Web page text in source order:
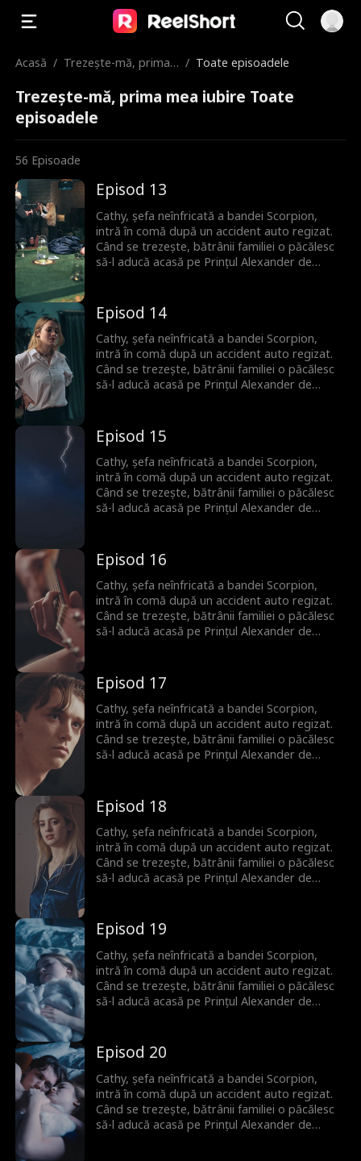
Acasă / Trezește-mă, prima
/ Toate episoadele
Trezește-mă, prima mea iubire Toate
episoadele
56 Episoade
Episod 13
Cathy, șefa neînfricată a bandei Scorpion,
intră în comă după un accident auto regizat.
Când se trezește, bătrânii familiei o păcălesc
să-l aducă acasă pe Prințul Alexander de
plac, între ei încep să apară scântei. Niciunul
nu își dă seama că Alexander este de fapt
iubitul din copilărie al lui Cathy, pe care l-au
căutat amândoi tot timpul.
Episod 14
Cathy, șefa neînfricată a bandei Scorpion,
intră în comă după un accident auto regizat.
Când se trezește, bătrânii familiei o păcălesc
să-l aducă acasă pe Prințul Alexander de
plac, între ei încep să apară scântei. Niciunul
nu își dă seama că Alexander este de fapt
iubitul din copilărie al lui Cathy, pe care l-au
căutat amândoi tot timpul.
Episod 15
Cathy, șefa neînfricată a bandei Scorpion,
intră în comă după un accident auto regizat.
Când se trezește, bătrânii familiei o păcălesc
să-l aducă acasă pe Prințul Alexander de
plac, între ei încep să apară scântei. Niciunul
nu își dă seama că Alexander este de fapt
iubitul din copilărie al lui Cathy, pe care l-au
căutat amândoi tot timpul.
Episod 16
Cathy, șefa neînfricată a bandei Scorpion,
intră în comă după un accident auto regizat.
Când se trezește, bătrânii familiei o păcălesc
să-l aducă acasă pe Prințul Alexander de
plac, între ei încep să apară scântei. Niciunul
nu își dă seama că Alexander este de fapt
iubitul din copilărie al lui Cathy, pe care l-au
căutat amândoi tot timpul.
Episod 17
Cathy, șefa neînfricată a bandei Scorpion,
intră în comă după un accident auto regizat.
Când se trezește, bătrânii familiei o păcălesc
să-l aducă acasă pe Prințul Alexander de
plac, între ei încep să apară scântei. Niciunul
nu își dă seama că Alexander este de fapt
iubitul din copilărie al lui Cathy, pe care l-au
căutat amândoi tot timpul.
Episod 18
Cathy, șefa neînfricată a bandei Scorpion,
intră în comă după un accident auto regizat.
Când se trezește, bătrânii familiei o păcălesc
să-l aducă acasă pe Prințul Alexander de
plac, între ei încep să apară scântei. Niciunul
nu își dă seama că Alexander este de fapt
iubitul din copilărie al lui Cathy, pe care l-au
căutat amândoi tot timpul.
Episod 19
Cathy, șefa neînfricată a bandei Scorpion,
intră în comă după un accident auto regizat.
Când se trezește, bătrânii familiei o păcălesc
să-l aducă acasă pe Prințul Alexander de
plac, între ei încep să apară scântei. Niciunul
nu își dă seama că Alexander este de fapt
iubitul din copilărie al lui Cathy, pe care l-au
căutat amândoi tot timpul.
Episod 20
Cathy, șefa neînfricată a bandei Scorpion,
intră în comă după un accident auto regizat.
Când se trezește, bătrânii familiei o păcălesc
să-l aducă acasă pe Prințul Alexander de